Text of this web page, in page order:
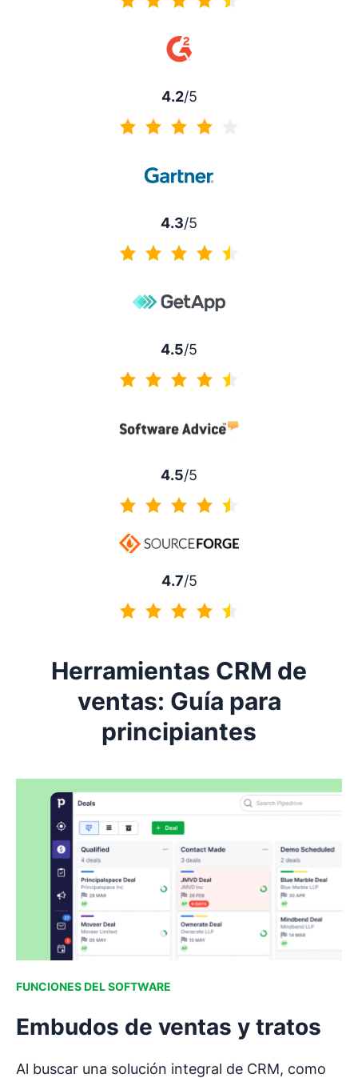
4.2/5
4.3/5
4.5/5
4.5/5
4.7/5
Herramientas CRM de
ventas: Guía para
principiantes
FUNCIONES DEL SOFTWARE
Embudos de ventas y tratos
Al buscar una solución integral de CRM, como